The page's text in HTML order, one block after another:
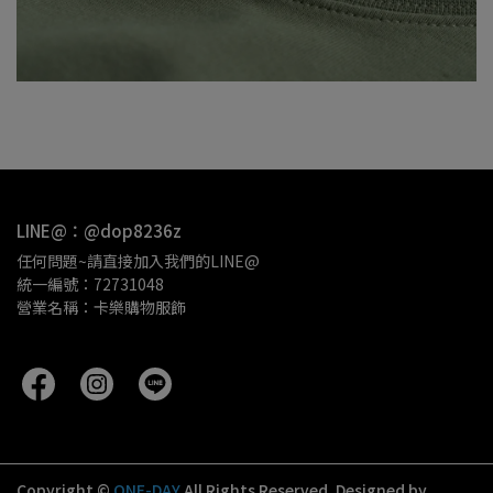
LINE@：@dop8236z
任何問題~請直接加入我們的LINE@
統一編號：72731048
營業名稱：卡樂購物服飾